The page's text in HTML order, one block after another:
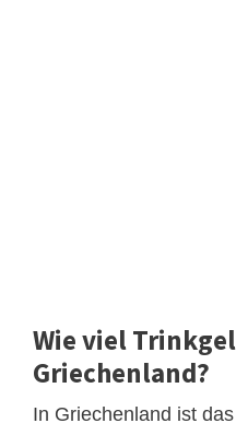
Wie viel
Griechenland?
In Griechenland ist